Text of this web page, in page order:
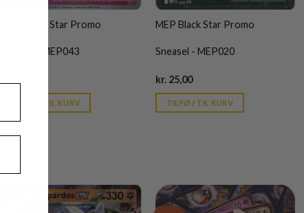
MEP Black Star Promo
Rowlet - MEP043
is:
kr. 39,95.
TILFØJ TIL KURV
MEP Black Star Promo
Sneasel - MEP020
kr.25,00Current
is:
kr. 39,95.
TILFØJ TIL KURV